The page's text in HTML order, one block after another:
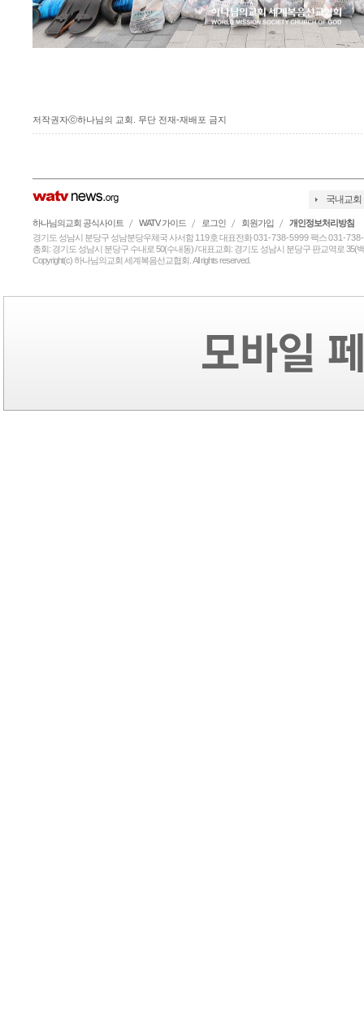
저작권자ⓒ하나님의 교회. 무단 전재-재배포 금지
국내교회
하나님의교회 공식사이트 WATV 가이드 로그인 회원가입
개인정보처리방침
경기도 성남시 분당구 성남분당우체국 사서함119호 대표전화031-738-5999 팩스031-
총회: 경기도 성남시 분당구 수내로 50(수내동) / 대표교회: 경기도 성남시 분당구 판교역로 35(
Copyright(c) 하나님의교회 세계복음선교협회. All rights reserved.